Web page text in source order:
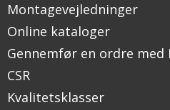
Montagevejledninger
Online kataloger
Gennemfør en ordre med
CSR
Kvalitetsklasser